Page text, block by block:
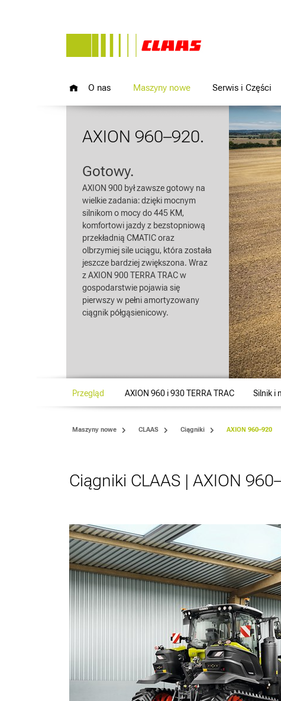
O nas Maszyny nowe Serwis i Części
AXION 960–920.
Gotowy.
AXION 900 był zawsze gotowy na
wielkie zadania: dzięki mocnym
silnikom o mocy do 445 KM,
komfortowi jazdy z bezstopniową
przekładnią CMATIC oraz
olbrzymiej sile uciągu, która została
jeszcze bardziej zwiększona. Wraz
z AXION 900 TERRA TRAC w
gospodarstwie pojawia się
pierwszy w pełni amortyzowany
ciągnik półgąsienicowy.
Przegląd AXION 960 i 930 TERRA TRAC Silnik i
Maszyny nowe CLAAS Ciągniki AXION 960–920
Ciągniki CLAAS | AXION